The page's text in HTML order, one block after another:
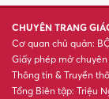
CHUYÊN TRANG
Cơ quan chủ quản:
Giấy phép mở
Thông tin & Truyền
Tổng Biên tập: Triệu